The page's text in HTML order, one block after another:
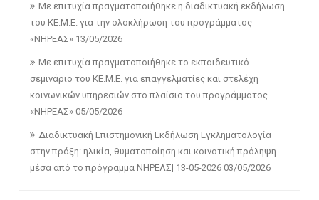
Με επιτυχία πραγματοποιήθηκε η διαδικτυακή εκδήλωση
του ΚΕ.Μ.Ε. για την ολοκλήρωση του προγράμματος
«ΝΗΡΕΑΣ» 13/05/2026
Με επιτυχία πραγματοποιήθηκε το εκπαιδευτικό
σεμινάριο του ΚΕ.Μ.Ε. για επαγγελματίες και στελέχη
κοινωνικών υπηρεσιών στο πλαίσιο του προγράμματος
«ΝΗΡΕΑΣ» 05/05/2026
Διαδικτυακή Επιστημονική Εκδήλωση Εγκληματολογία
στην πράξη: ηλικία, θυματοποίηση και κοινοτική πρόληψη
μέσα από το πρόγραμμα ΝΗΡΕΑΣ| 13-05-2026 03/05/2026